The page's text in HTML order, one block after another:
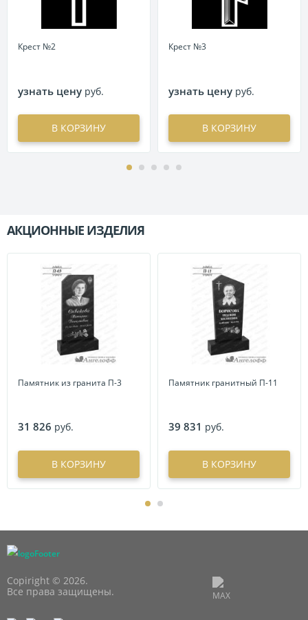
Крест №2
узнать цену руб.
В КОРЗИНУ
Крест №3
узнать цену руб.
В КОРЗИНУ
АКЦИОННЫЕ ИЗДЕЛИЯ
Памятник из гранита П-3
31 826 руб.
В КОРЗИНУ
Памятник гранитный П-11
39 831 руб.
В КОРЗИНУ
Copiright © 2026.
Все права защищены.